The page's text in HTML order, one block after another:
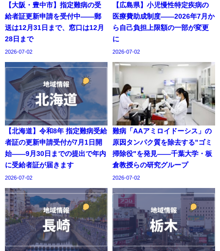
【大阪・豊中市】指定難病の受
給者証更新申請を受付中——郵
送は12月31日まで、窓口は12月
28日まで
2026-07-02
【広島県】小児慢性特定疾病の
医療費助成制度——2026年7月か
ら自己負担上限額の一部が変更
に
2026-07-02
【北海道】令和8年 指定難病受給
者証の更新申請受付が7月1日開
始——9月30日までの提出で年内
に受給者証が届きます
2026-07-02
難病「AAアミロイドーシス」の
原因タンパク質を除去する"ゴミ
掃除役"を発見——千葉大学・板
倉教授らの研究グループ
2026-07-02